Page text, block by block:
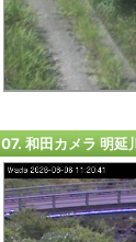
07. 和田カメラ 明延